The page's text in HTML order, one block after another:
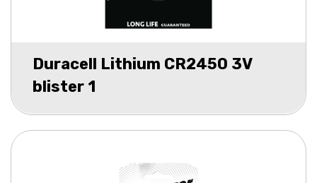
Duracell Lithium CR2450 3V
blister 1